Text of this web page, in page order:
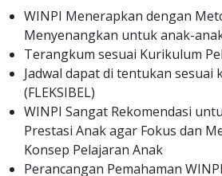
WINPI Menerapkan dengan
Menyenangkan untuk anak-
Terangkum sesuai Kurikulum
Jadwal dapat di tentukan sesuai
(FLEKSIBEL)
WINPI Sangat Rekomendasi
Prestasi Anak agar Fokus dan
Konsep Pelajaran Anak
Perancangan Pemahaman